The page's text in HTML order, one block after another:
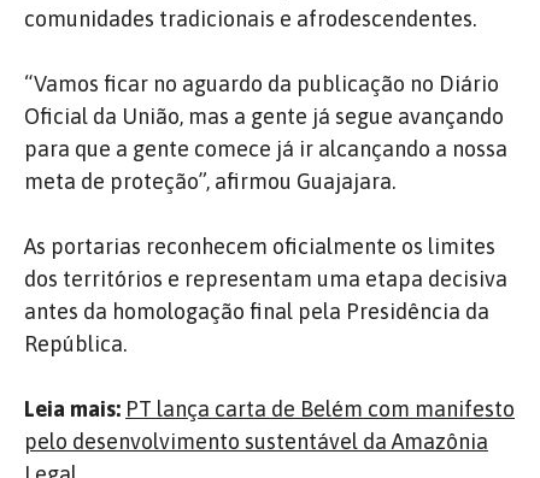
comunidades tradicionais e afrodescendentes.
“Vamos ficar no aguardo da publicação no Diário
Oficial da União, mas a gente já segue avançando
para que a gente comece já ir alcançando a nossa
meta de proteção”, afirmou Guajajara.
As portarias reconhecem oficialmente os limites
dos territórios e representam uma etapa decisiva
antes da homologação final pela Presidência da
República.
Leia mais: PT lança carta de Belém com manifesto
pelo desenvolvimento sustentável da Amazônia